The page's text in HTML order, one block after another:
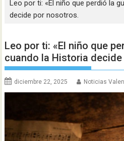
Leo por ti: «El niño que perdió la
decide por nosotros.
Leo por ti: «El niño que
cuando la Historia
diciembre 22, 2025 Noticias